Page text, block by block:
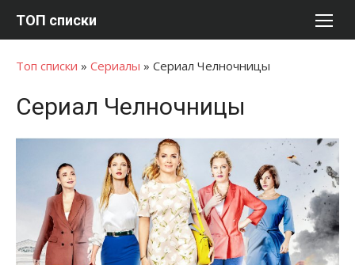
ТОП списки
Топ списки » Сериалы » Сериал Челночницы
Сериал Челночницы